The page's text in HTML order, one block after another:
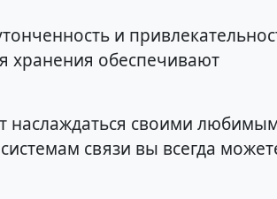
и
хранения обеспечивают
наслаждаться своими
связи вы всегда